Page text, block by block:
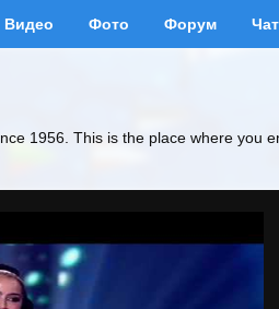
Видео Фото Форум Чат
1956. This is the place where you